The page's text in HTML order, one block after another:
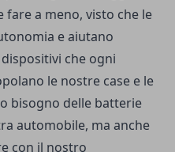
a meno, visto che le
e aiutano
che ogni
le nostre case e le
bisogno delle batterie
automobile, ma anche
con il nostro